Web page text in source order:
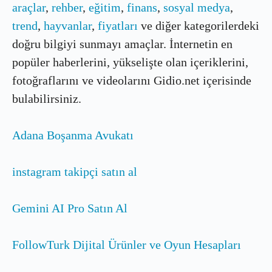
araçlar, rehber, eğitim, finans, sosyal medya,
trend, hayvanlar, fiyatları ve diğer kategorilerdeki
doğru bilgiyi sunmayı amaçlar. İnternetin en
popüler haberlerini, yükselişte olan içeriklerini,
fotoğraflarını ve videolarını Gidio.net içerisinde
bulabilirsiniz.
Adana Boşanma Avukatı
instagram takipçi satın al
Gemini AI Pro Satın Al
FollowTurk Dijital Ürünler ve Oyun Hesapları